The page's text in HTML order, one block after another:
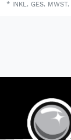
* INKL. GES. MWST.